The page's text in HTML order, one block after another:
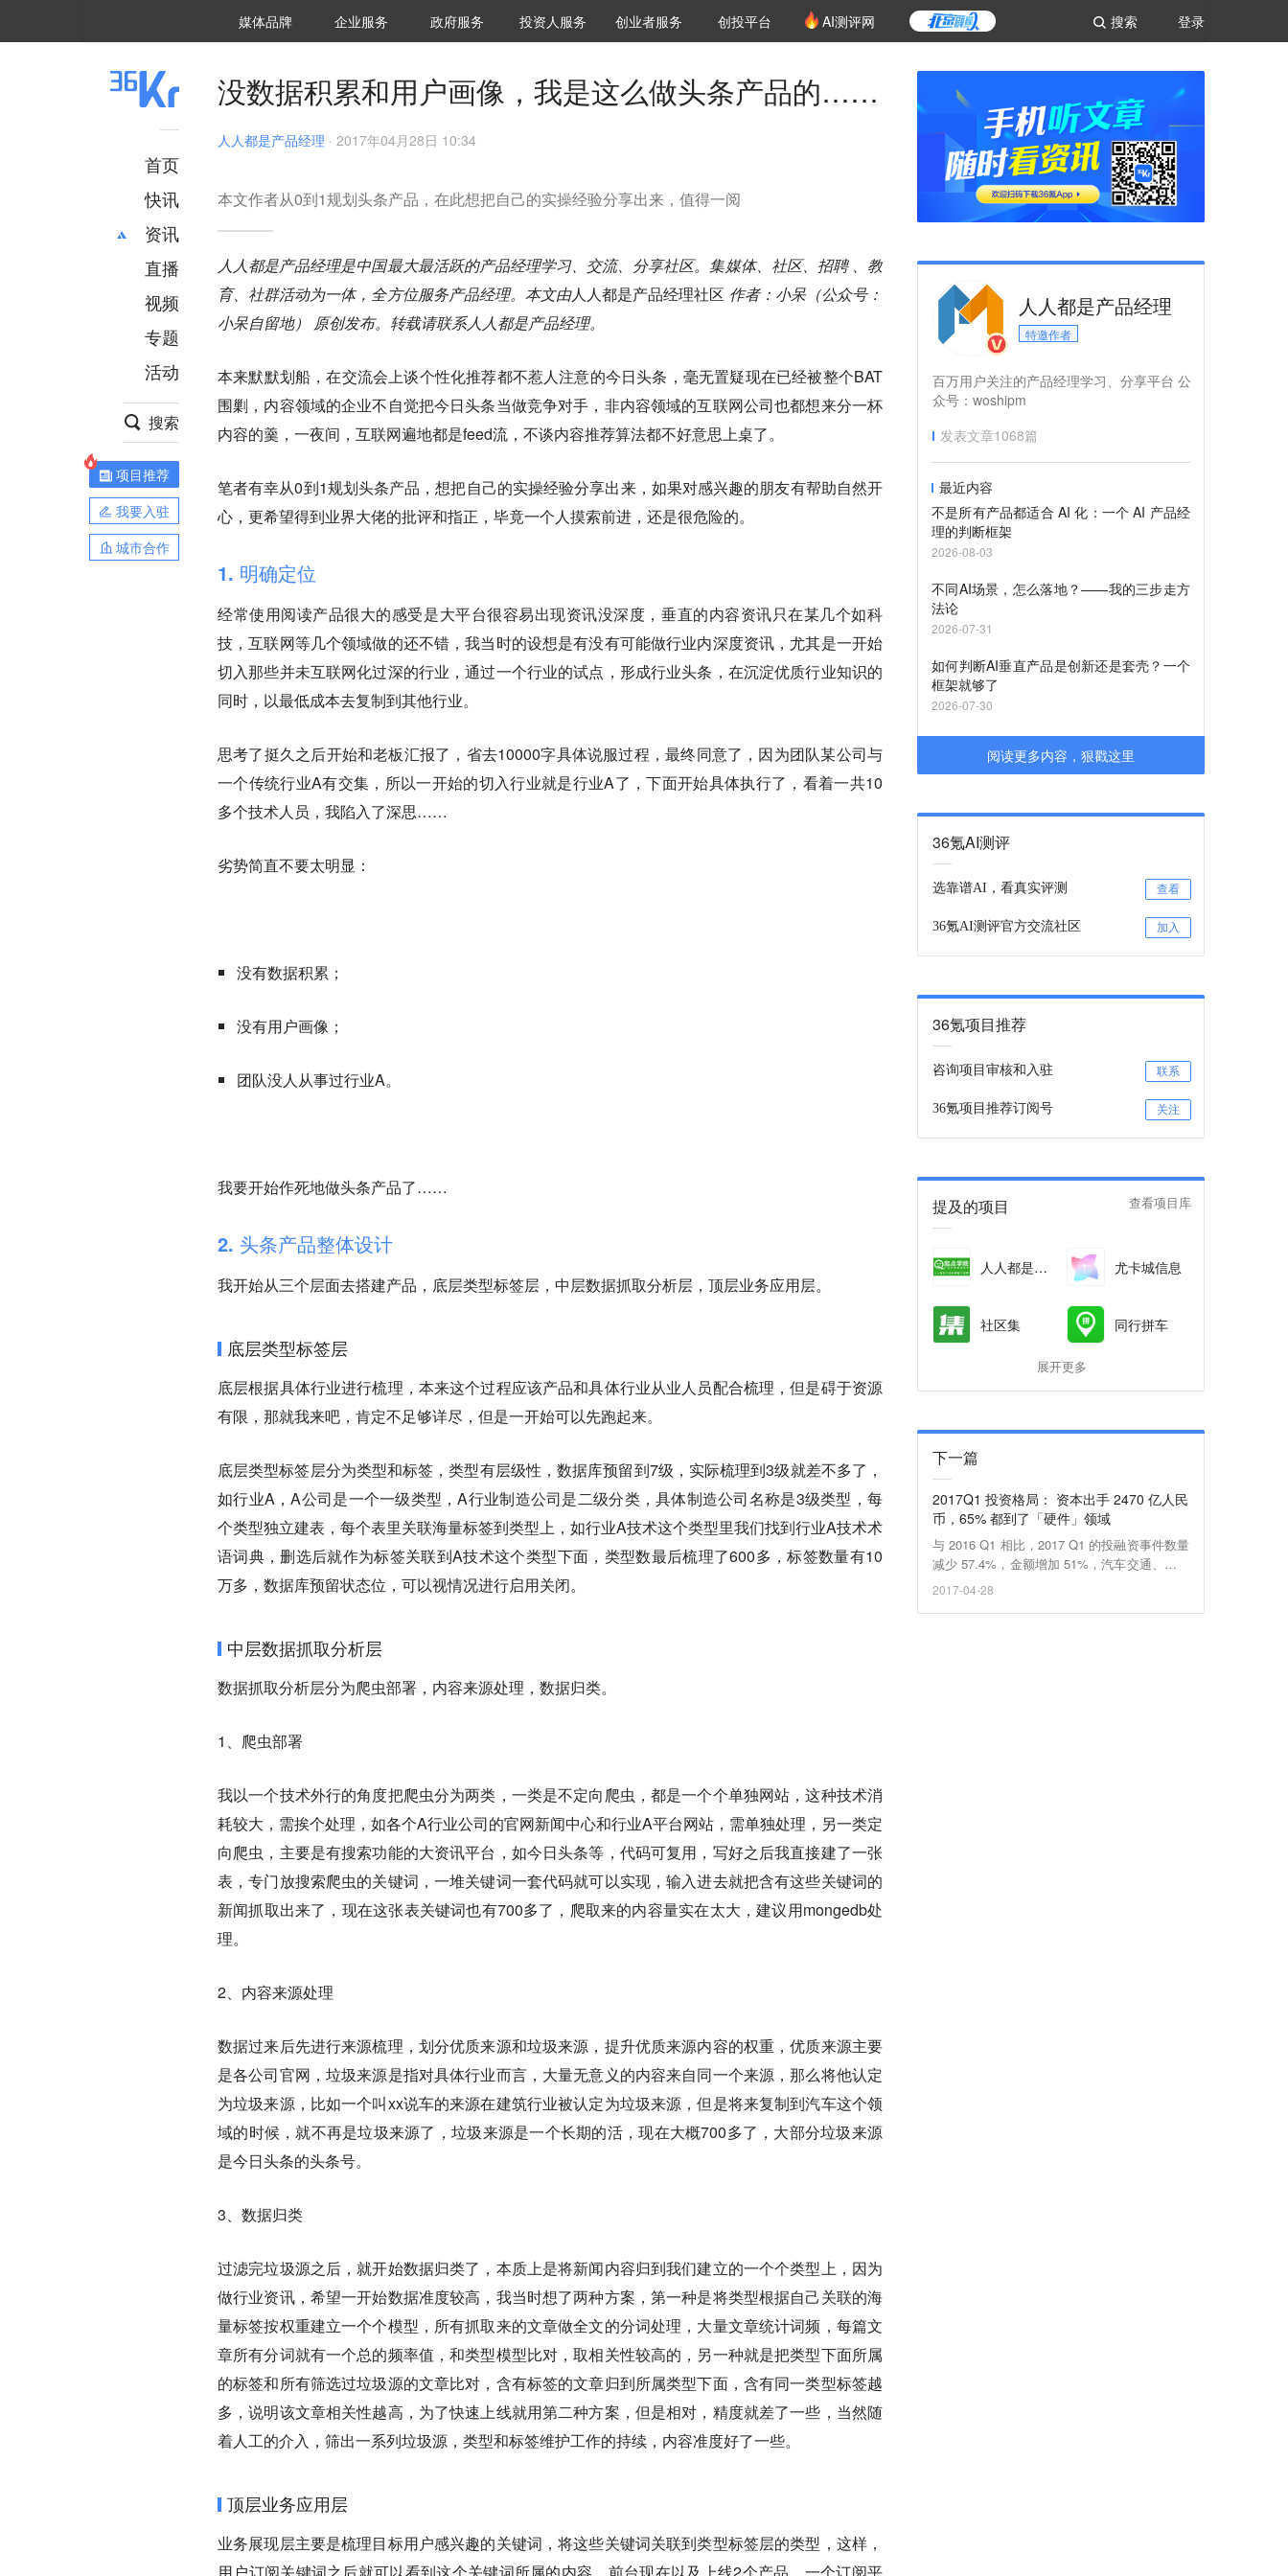
登录
搜索
媒体品牌 36Kr研究院
企业服务 城市之窗
政府服务 VClub投资机构库
投资机构职位推介
投资人服务 创投氪堂
创业者服务 创投平台 AI测评网
首页
快讯
资讯
推荐
财经
项目推荐
安徽
直播
视频
专题
活动
搜索
项目推荐
我要入驻
城市合作
没数据积累和用户画像，我是这么做头条产品的……
人人都是产品经理 · 2017年04月28日 10:34
本文作者从0到1规划头条产品，在此想把自己的实操经验分享出来，值得一阅
人人都是产品经理是中国最大最活跃的产品经理学习、交流、分享社区。集媒体、社区、招聘 、教
育、社群活动为一体，全方位服务产品经理。本文由人人都是产品经理社区 作者：小呆（公众号：
小呆自留地） 原创发布。转载请联系人人都是产品经理。
本来默默划船，在交流会上谈个性化推荐都不惹人注意的今日头条，毫无置疑现在已经被整个BAT
围剿，内容领域的企业不自觉把今日头条当做竞争对手，非内容领域的互联网公司也都想来分一杯
内容的羹，一夜间，互联网遍地都是feed流，不谈内容推荐算法都不好意思上桌了。
笔者有幸从0到1规划头条产品，想把自己的实操经验分享出来，如果对感兴趣的朋友有帮助自然开
心，更希望得到业界大佬的批评和指正，毕竟一个人摸索前进，还是很危险的。
1. 明确定位
经常使用阅读产品很大的感受是大平台很容易出现资讯没深度，垂直的内容资讯只在某几个如科
技，互联网等几个领域做的还不错，我当时的设想是有没有可能做行业内深度资讯，尤其是一开始
切入那些并未互联网化过深的行业，通过一个行业的试点，形成行业头条，在沉淀优质行业知识的
同时，以最低成本去复制到其他行业。
思考了挺久之后开始和老板汇报了，省去10000字具体说服过程，最终同意了，因为团队某公司与
一个传统行业A有交集，所以一开始的切入行业就是行业A了，下面开始具体执行了，看着一共10
多个技术人员，我陷入了深思……
劣势简直不要太明显：
没有数据积累；
没有用户画像；
团队没人从事过行业A。
我要开始作死地做头条产品了……
2. 头条产品整体设计
我开始从三个层面去搭建产品，底层类型标签层，中层数据抓取分析层，顶层业务应用层。
底层类型标签层
底层根据具体行业进行梳理，本来这个过程应该产品和具体行业从业人员配合梳理，但是碍于资源
有限，那就我来吧，肯定不足够详尽，但是一开始可以先跑起来。
底层类型标签层分为类型和标签，类型有层级性，数据库预留到7级，实际梳理到3级就差不多了，
如行业A，A公司是一个一级类型，A行业制造公司是二级分类，具体制造公司名称是3级类型，每
个类型独立建表，每个表里关联海量标签到类型上，如行业A技术这个类型里我们找到行业A技术术
语词典，删选后就作为标签关联到A技术这个类型下面，类型数最后梳理了600多，标签数量有10
万多，数据库预留状态位，可以视情况进行启用关闭。
中层数据抓取分析层
数据抓取分析层分为爬虫部署，内容来源处理，数据归类。
1、爬虫部署
我以一个技术外行的角度把爬虫分为两类，一类是不定向爬虫，都是一个个单独网站，这种技术消
耗较大，需挨个处理，如各个A行业公司的官网新闻中心和行业A平台网站，需单独处理，另一类定
向爬虫，主要是有搜索功能的大资讯平台，如今日头条等，代码可复用，写好之后我直接建了一张
表，专门放搜索爬虫的关键词，一堆关键词一套代码就可以实现，输入进去就把含有这些关键词的
新闻抓取出来了，现在这张表关键词也有700多了，爬取来的内容量实在太大，建议用mongedb处
理。
2、内容来源处理
数据过来后先进行来源梳理，划分优质来源和垃圾来源，提升优质来源内容的权重，优质来源主要
是各公司官网，垃圾来源是指对具体行业而言，大量无意义的内容来自同一个来源，那么将他认定
为垃圾来源，比如一个叫xx说车的来源在建筑行业被认定为垃圾来源，但是将来复制到汽车这个领
域的时候，就不再是垃圾来源了，垃圾来源是一个长期的活，现在大概700多了，大部分垃圾来源
是今日头条的头条号。
3、数据归类
过滤完垃圾源之后，就开始数据归类了，本质上是将新闻内容归到我们建立的一个个类型上，因为
做行业资讯，希望一开始数据准度较高，我当时想了两种方案，第一种是将类型根据自己关联的海
量标签按权重建立一个个模型，所有抓取来的文章做全文的分词处理，大量文章统计词频，每篇文
章所有分词就有一个总的频率值，和类型模型比对，取相关性较高的，另一种就是把类型下面所属
的标签和所有筛选过垃圾源的文章比对，含有标签的文章归到所属类型下面，含有同一类型标签越
多，说明该文章相关性越高，为了快速上线就用第二种方案，但是相对，精度就差了一些，当然随
着人工的介入，筛出一系列垃圾源，类型和标签维护工作的持续，内容准度好了一些。
顶层业务应用层
业务展现层主要是梳理目标用户感兴趣的关键词，将这些关键词关联到类型标签层的类型，这样，
人人都是产品经理
特邀作者
百万用户关注的产品经理学习、分享平台 公
众号：woshipm
发表文章1068篇
最近内容
不是所有产品都适合 AI 化：一个 AI 产品经
理的判断框架
2026-08-03
不同AI场景，怎么落地？——我的三步走方
法论
2026-07-31
如何判断AI垂直产品是创新还是套壳？一个
框架就够了
2026-07-30
阅读更多内容，狠戳这里
36氪AI测评
选靠谱AI，看真实评测 查看
36氪AI测评官方交流社区 加入
36氪项目推荐
咨询项目审核和入驻 联系
36氪项目推荐订阅号 关注
提及的项目 查看项目库
人人都是产品经理 尤卡城信息
社区集 同行拼车
展开更多
下一篇
2017Q1 投资格局： 资本出手 2470 亿人民
币，65% 都到了「硬件」领域
与 2016 Q1 相比，2017 Q1 的投融资事件数量
减少 57.4%，金额增加 51%，汽车交通、文化
娱乐、硬件最为吸金
2017-04-28